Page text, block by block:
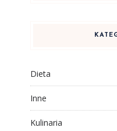
Dieta
Inne
Kulinaria